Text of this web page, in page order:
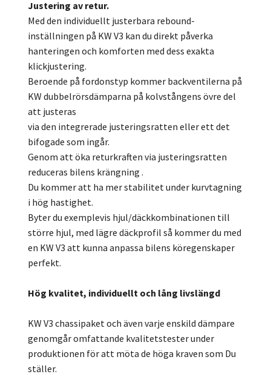
Justering av retur.
Med den individuellt justerbara rebound-
inställningen på KW V3 kan du direkt påverka
hanteringen och komforten med dess exakta
klickjustering.
Beroende på fordonstyp kommer backventilerna på
KW dubbelrörsdämparna på kolvstångens övre del
att justeras
via den integrerade justeringsratten eller ett det
bifogade som ingår.
Genom att öka returkraften via justeringsratten
reduceras bilens krängning .
Du kommer att ha mer stabilitet under kurvtagning
i hög hastighet.
Byter du exemplevis hjul/däckkombinationen till
större hjul, med lägre däckprofil så kommer du med
en KW V3 att kunna anpassa bilens köregenskaper
perfekt.
Hög kvalitet, individuellt och lång livslängd
KW V3 chassipaket och även varje enskild dämpare
genomgår omfattande kvalitetstester under
produktionen för att möta de höga kraven som Du
ställer.